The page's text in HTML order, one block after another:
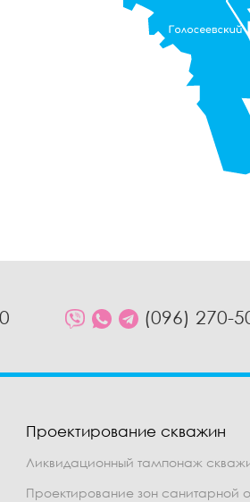
(096) 270-
Проектирование скважин
Ликвидационный тампонаж
Проектирование зон санитарной